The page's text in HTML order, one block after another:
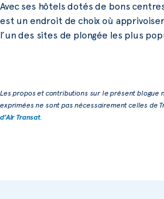
Avec ses hôtels dotés de bons
est un endroit de choix où
l’un des sites de plongée les plus
Les propos et contributions sur le présent blogue
exprimées ne sont pas nécessairement celles de
d’Air Transat.